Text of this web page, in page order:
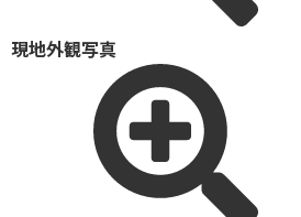
現地外観写真